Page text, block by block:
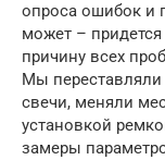
опроса ошибок и
может – придется
причину всех
Мы переставляли
свечи, меняли
установкой
замеры